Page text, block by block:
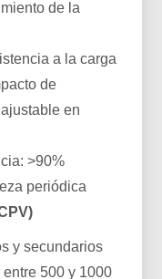
de la
a la carga
de
en
>90%
periódica
y secundarios
500 y 1000